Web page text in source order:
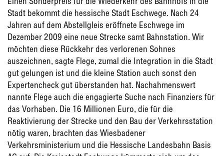
Stadt bekommt die hessische Stadt Eschwege. Nach 24
Jahren auf dem Abstellgleis eröffnete Eschwege im
Dezember 2009 eine neue Strecke samt Bahnstation. Wir
möchten diese Rückkehr des verlorenen Sohnes
auszeichnen, sagte Flege, zumal die Integration in die Stadt
gut gelungen ist und die kleine Station auch sonst den
Expertencheck gut überstanden hat. Nachahmenswert
nannte Flege auch die engagierte Suche nach Finanziers für
das Vorhaben. Die 16 Millionen Euro, die für die
Reaktivierung der Strecke und den Bau der Verkehrsstation
nötig waren, brachten das Wiesbadener
Verkehrsministerium und die Hessische Landesbahn Basis